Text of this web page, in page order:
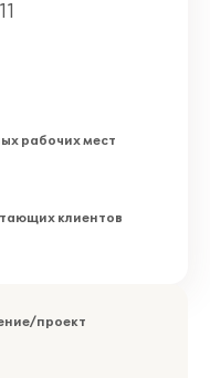
рабочих мест
клиентов
проект